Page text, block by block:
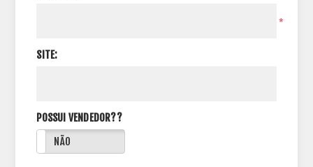
*
SITE:
POSSUI VENDEDOR??
NÃO